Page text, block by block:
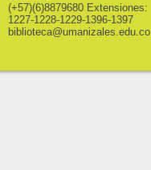
(+57)(6)8879680 Extensiones:
1227-1228-1229-1396-1397
biblioteca@umanizales.edu.co